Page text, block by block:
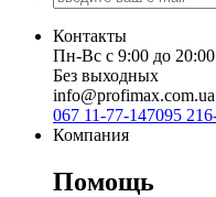
Контакты
Пн-Вс с 9:00 до 20:00
Без выходных
info@profimax.com.ua
067 11-77-147095
Компания
Помощь